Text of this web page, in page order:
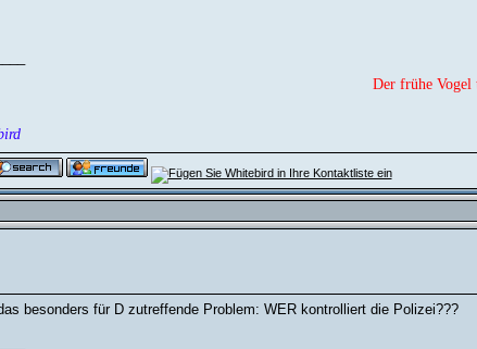
Der frühe
besonders für D zutreffende Problem: WER kontrolliert die Polizei???